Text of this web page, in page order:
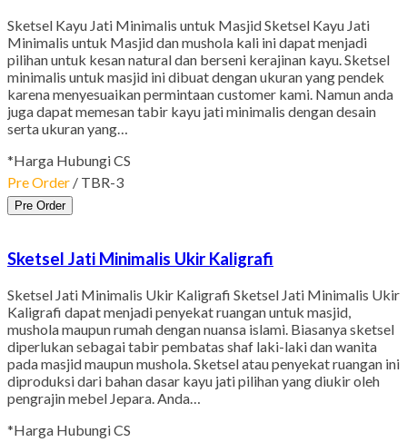
Sketsel Kayu Jati Minimalis untuk Masjid Sketsel Kayu Jati
Minimalis untuk Masjid dan mushola kali ini dapat menjadi
pilihan untuk kesan natural dan berseni kerajinan kayu. Sketsel
minimalis untuk masjid ini dibuat dengan ukuran yang pendek
karena menyesuaikan permintaan customer kami. Namun anda
juga dapat memesan tabir kayu jati minimalis dengan desain
serta ukuran yang…
*Harga Hubungi CS
Pre Order / TBR-3
Pre Order
Sketsel Jati Minimalis Ukir Kaligrafi
Sketsel Jati Minimalis Ukir Kaligrafi Sketsel Jati Minimalis Ukir
Kaligrafi dapat menjadi penyekat ruangan untuk masjid,
mushola maupun rumah dengan nuansa islami. Biasanya sketsel
diperlukan sebagai tabir pembatas shaf laki-laki dan wanita
pada masjid maupun mushola. Sketsel atau penyekat ruangan ini
diproduksi dari bahan dasar kayu jati pilihan yang diukir oleh
pengrajin mebel Jepara. Anda…
*Harga Hubungi CS